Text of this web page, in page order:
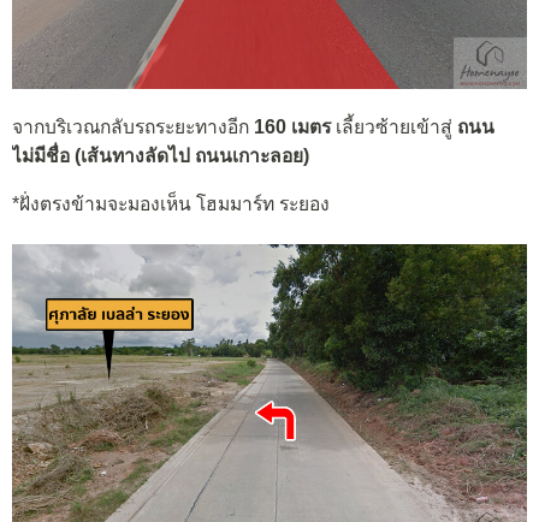
จากบริเวณกลับรถระยะทางอีก 160 เมตรเลี้ยวซ้ายเข้าสู่ ถนน
ไม่มีชื่อ (เส้นทางลัดไป ถนนเกาะลอย)
*ฝั่งตรงข้ามจะมองเห็น โฮมมาร์ท ระยอง